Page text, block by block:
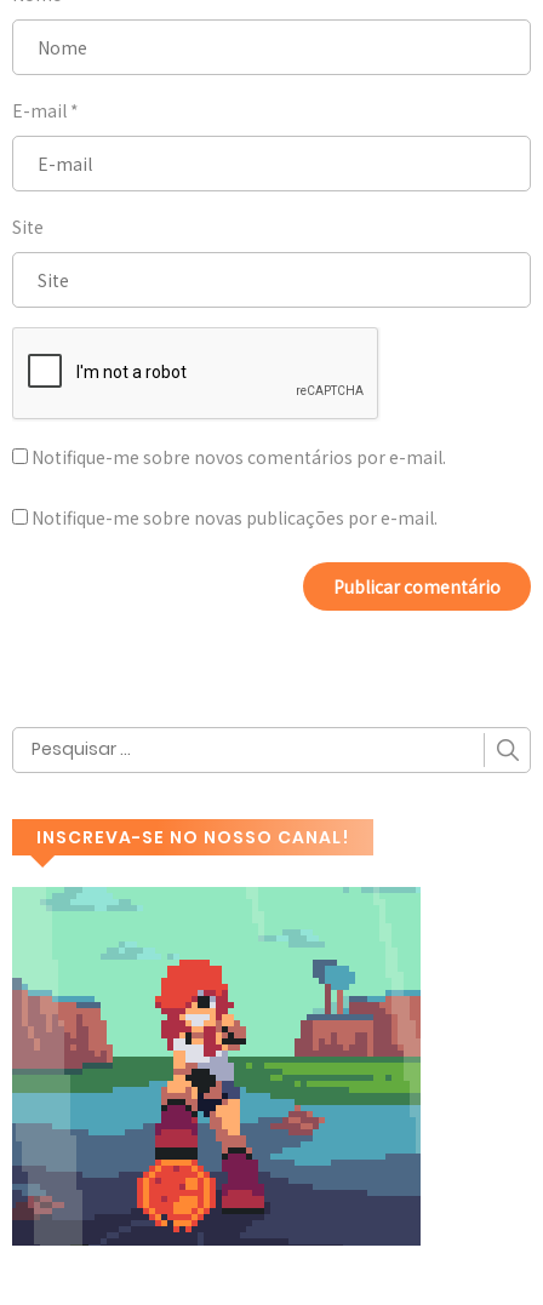
E-mail *
Site
Notifique-me sobre novos comentários por e-mail.
Notifique-me sobre novas publicações por e-mail.
INSCREVA-SE NO NOSSO CANAL!